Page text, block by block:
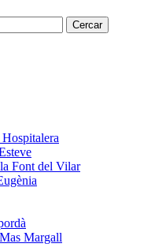
Cercar
Font del Vilar
Margall